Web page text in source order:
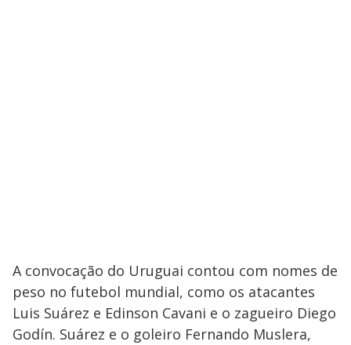
A convocação do Uruguai contou com nomes de
peso no futebol mundial, como os atacantes
Luis Suárez e Edinson Cavani e o zagueiro Diego
Godín. Suárez e o goleiro Fernando Muslera,